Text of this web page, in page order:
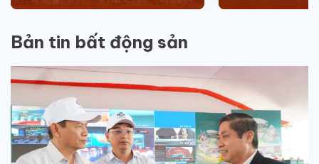
Bản tin bất động sản